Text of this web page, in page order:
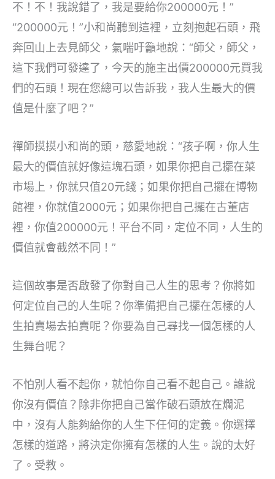
不！不！我說錯了，我是要給你200000元！”
“200000元！”小和尚聽到這裡，立刻抱起石頭，飛
奔回山上去見師父，氣喘吁籲地說：“師父，師父，
這下我們可發達了，今天的施主出價200000元買我
們的石頭！現在您總可以告訴我，我人生最大的價
值是什麼了吧？”
禪師摸摸小和尚的頭，慈愛地說：“孩子啊，你人生
最大的價值就好像這塊石頭，如果你把自己擺在菜
市場上，你就只值20元錢；如果你把自己擺在博物
館裡，你就值2000元；如果你把自己擺在古董店
裡，你值200000元！平台不同，定位不同，人生的
價值就會截然不同！”
這個故事是否啟發了你對自己人生的思考？你將如
何定位自己的人生呢？你準備把自己擺在怎樣的人
生拍賣場去拍賣呢？你要為自己尋找一個怎樣的人
生舞台呢？
不怕別人看不起你，就怕你自己看不起自己。誰說
你沒有價值？除非你把自己當作破石頭放在爛泥
中，沒有人能夠給你的人生下任何的定義。你選擇
怎樣的道路，將決定你擁有怎樣的人生。說的太好
了。受教。